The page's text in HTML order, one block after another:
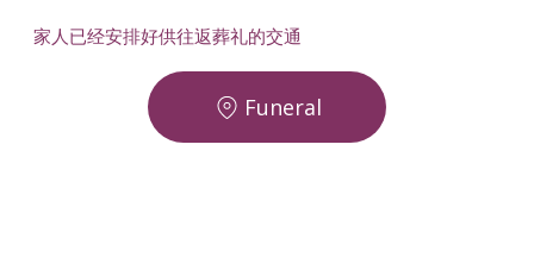
家人已经安排好供往返葬礼的交通
Funeral